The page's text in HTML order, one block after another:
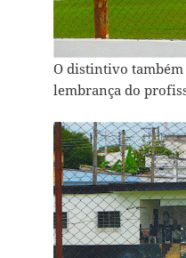
O distintivo
lembrança do